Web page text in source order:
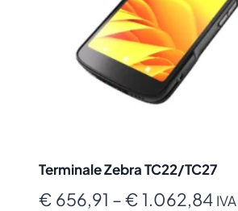
Terminale Zebra TC22/TC27
€ 656,91 –€ 1.062,84